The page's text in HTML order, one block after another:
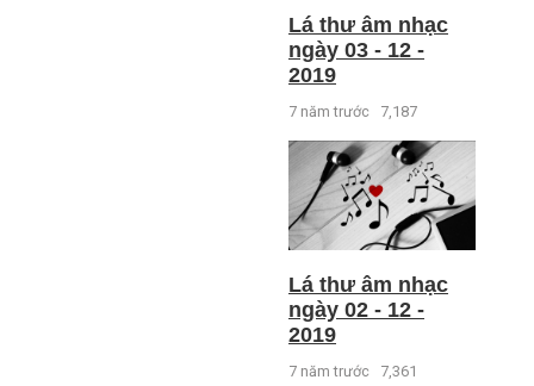
Lá thư âm nhạc
ngày 03 - 12 -
2019
7 năm trước 7,187
Lá thư âm nhạc
ngày 02 - 12 -
2019
7 năm trước 7,361